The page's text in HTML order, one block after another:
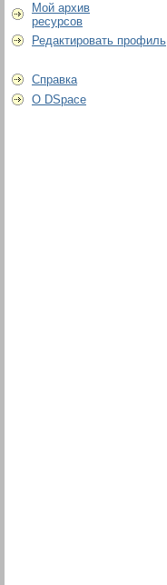
Мой архив
ресурсов
Редактировать профиль
Справка
О DSpace